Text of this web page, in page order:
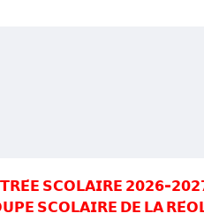
𝗦𝗖𝗢𝗟𝗔𝗜𝗥𝗘 𝟮𝟬𝟮𝟲-
𝗦𝗖𝗢𝗟𝗔𝗜𝗥𝗘 𝗗𝗘 𝗟𝗔